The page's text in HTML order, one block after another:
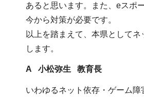
あると思います。また、eスポ
今から対策が必要です。
以上を踏まえて、本県として
します。
A 小松弥生 教育長
いわゆるネット依存・ゲーム